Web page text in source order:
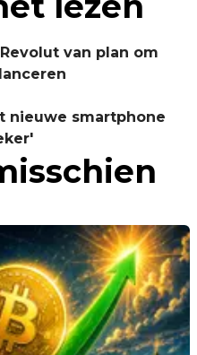
van plan om
nieuwe smartphone